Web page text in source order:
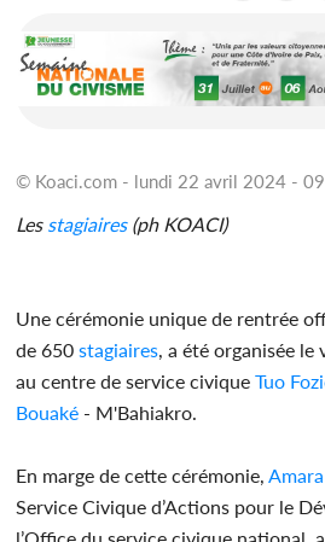
© Koaci.com - lundi 22 avril 2024 -
Lesstagiaires(ph KOACI)
Une cérémonie unique de rentrée
de 650 stagiaires, a été organisée
au centre de service civique Tuo
Bouaké - M'Bahiakro.
En marge de cette cérémonie,
Service Civique d’Actions pour le